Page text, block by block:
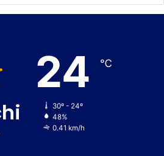
24 ℃
30º - 24º
48%
0.41 km/h